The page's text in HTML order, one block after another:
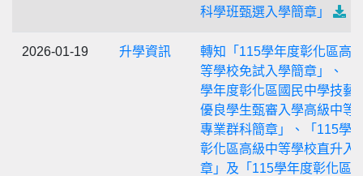
科學班甄選入學簡章」
2026-01-19 升學資訊
轉知「115學年度彰化區高
等學校免試入學簡章」、「
學年度彰化區國民中學技藝
優良學生甄審入學高級中等
專業群科簡章」、「115學
彰化區高級中等學校直升入
章」及「115學年度彰化區